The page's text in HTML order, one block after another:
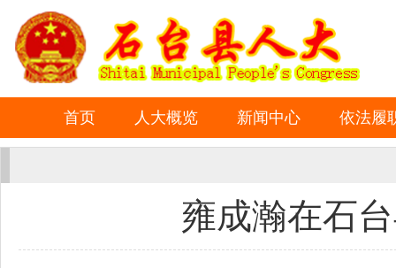
首页 人大概览 新闻中心 依法履
雍成瀚在石